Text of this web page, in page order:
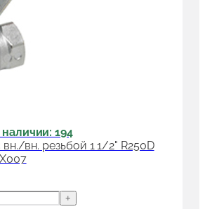
наличии: 194
вн. резьбой 1 1/2" R250D
+